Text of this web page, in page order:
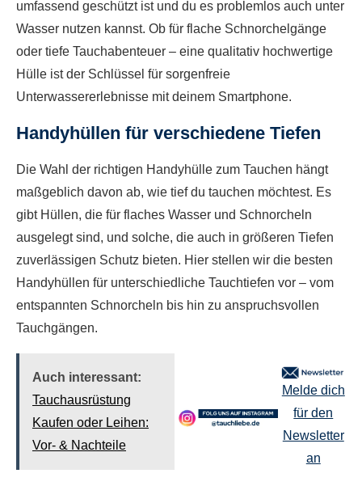
umfassend geschützt ist und du es problemlos auch unter
Wasser nutzen kannst. Ob für flache Schnorchelgänge
oder tiefe Tauchabenteuer – eine qualitativ hochwertige
Hülle ist der Schlüssel für sorgenfreie
Unterwassererlebnisse mit deinem Smartphone.
Handyhüllen für verschiedene Tiefen
Die Wahl der richtigen Handyhülle zum Tauchen hängt
maßgeblich davon ab, wie tief du tauchen möchtest. Es
gibt Hüllen, die für flaches Wasser und Schnorcheln
ausgelegt sind, und solche, die auch in größeren Tiefen
zuverlässigen Schutz bieten. Hier stellen wir die besten
Handyhüllen für unterschiedliche Tauchtiefen vor – vom
entspannten Schnorcheln bis hin zu anspruchsvollen
Tauchgängen.
Auch interessant:
Tauchausrüstung
Kaufen oder Leihen:
Vor- & Nachteile
Melde dich
für den
Newsletter
an